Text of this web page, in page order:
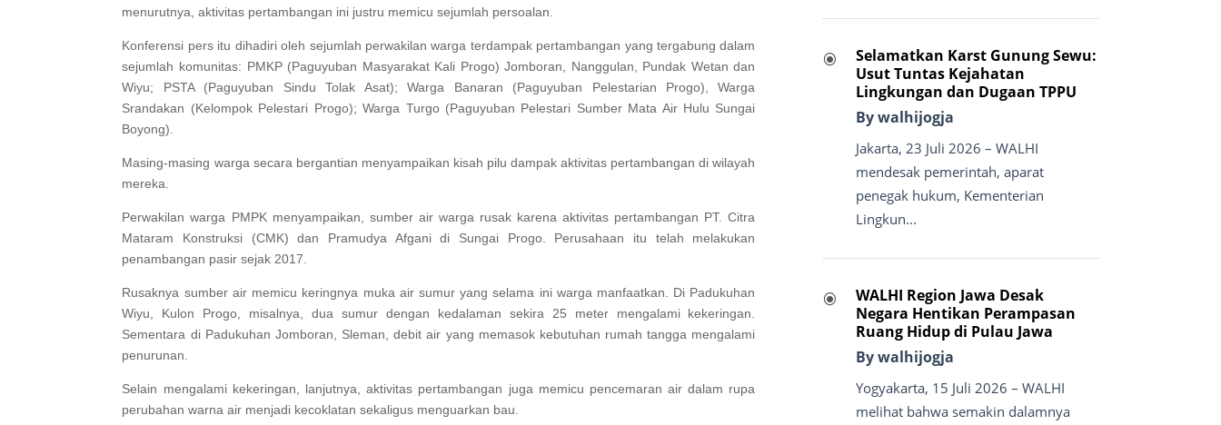
menurutnya, aktivitas pertambangan ini justru memicu sejumlah persoalan.
Konferensi pers itu dihadiri oleh sejumlah perwakilan warga terdampak pertambangan yang tergabung dalam
sejumlah komunitas: PMKP (Paguyuban Masyarakat Kali Progo) Jomboran, Nanggulan, Pundak Wetan dan
Wiyu; PSTA (Paguyuban Sindu Tolak Asat); Warga Banaran (Paguyuban Pelestarian Progo), Warga
Srandakan (Kelompok Pelestari Progo); Warga Turgo (Paguyuban Pelestari Sumber Mata Air Hulu Sungai
Boyong).
Masing-masing warga secara bergantian menyampaikan kisah pilu dampak aktivitas pertambangan di wilayah
mereka.
Perwakilan warga PMPK menyampaikan, sumber air warga rusak karena aktivitas pertambangan PT. Citra
Mataram Konstruksi (CMK) dan Pramudya Afgani di Sungai Progo. Perusahaan itu telah melakukan
penambangan pasir sejak 2017.
Rusaknya sumber air memicu keringnya muka air sumur yang selama ini warga manfaatkan. Di Padukuhan
Wiyu, Kulon Progo, misalnya, dua sumur dengan kedalaman sekira 25 meter mengalami kekeringan.
Sementara di Padukuhan Jomboran, Sleman, debit air yang memasok kebutuhan rumah tangga mengalami
penurunan.
Selain mengalami kekeringan, lanjutnya, aktivitas pertambangan juga memicu pencemaran air dalam rupa
perubahan warna air menjadi kecoklatan sekaligus menguarkan bau.
\
Selamatkan Karst Gunung Sewu:
Usut Tuntas Kejahatan
Lingkungan dan Dugaan TPPU
By walhijogja
Jakarta, 23 Juli 2026 – WALHI
mendesak pemerintah, aparat
penegak hukum, Kementerian
Lingkun...
\
WALHI Region Jawa Desak
Negara Hentikan Perampasan
Ruang Hidup di Pulau Jawa
By walhijogja
Yogyakarta, 15 Juli 2026 – WALHI
melihat bahwa semakin dalamnya